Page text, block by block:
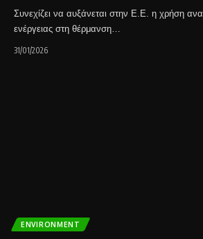
Συνεχίζει να αυξάνεται στην Ε.Ε. η χρήση
ενέργειας στη θέρμανση…
31/01/2026
ENVIRONMENT